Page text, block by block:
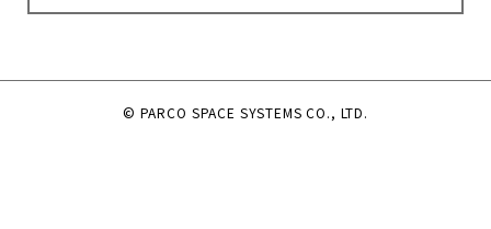
© PARCO SPACE SYSTEMS CO., LTD.